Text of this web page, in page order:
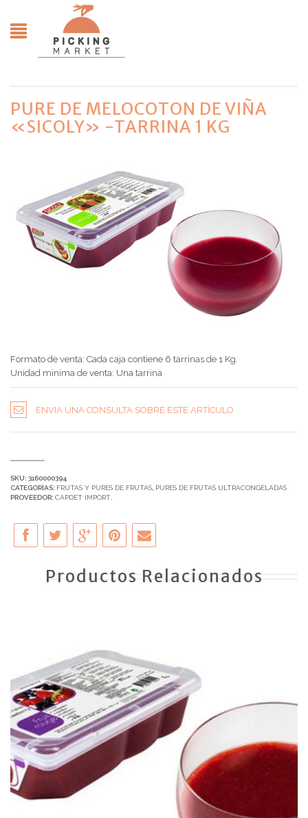
PURE DE MELOCOTON DE VIÑA
«SICOLY» -TARRINA 1 KG
Formato de venta: Cada caja contiene 6 tarrinas de 1 Kg.
Unidad minima de venta: Una tarrina
ENVIA UNA CONSULTA SOBRE ESTE ARTÍCULO
SKU: 3160000394
CATEGORÍAS: FRUTAS Y PURES DE FRUTAS, PURES DE FRUTAS ULTRACONGELADAS
PROVEEDOR: CAPDET IMPORT.
Productos Relacionados